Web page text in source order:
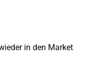
in den Market